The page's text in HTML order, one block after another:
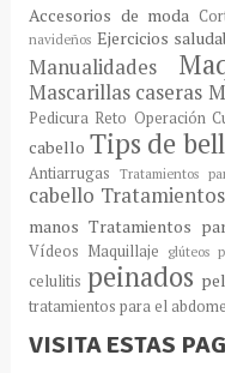
Accesorios de moda
navideños Ejercicios
Manualidades
Mascarillas caseras
Pedicura Reto Operación
cabello Tips de
Antiarrugas Tratamientos
cabello
manos Tratamientos
Vídeos Maquillaje glúteos
celulitis peinados
tratamientos para el
VISITA ESTAS